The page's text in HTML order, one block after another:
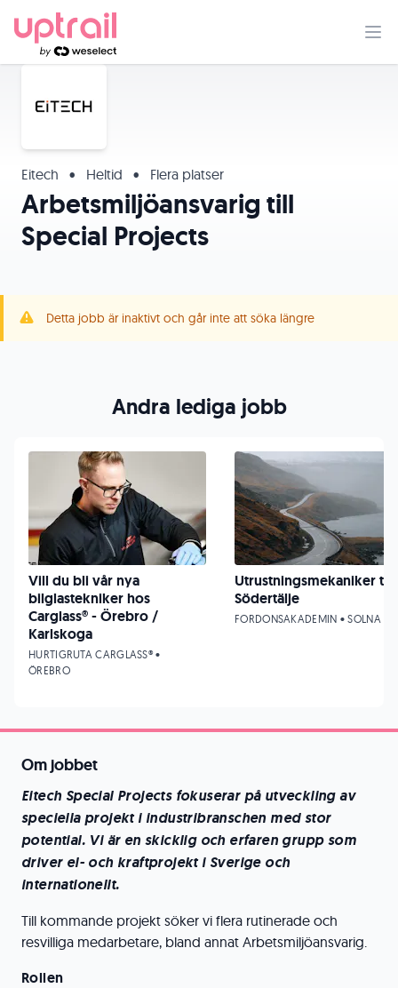
Eitech • Heltid • Flera platser
Arbetsmiljöansvarig till
Special Projects
Detta jobb är inaktivt och går inte att söka längre
Om jobbet
Eitech Special Projects fokuserar på utveckling av
speciella projekt i industribranschen med stor
potential. Vi är en skicklig och erfaren grupp som
driver el- och kraftprojekt i Sverige och
internationellt.
Till kommande projekt söker vi flera rutinerade och
resvilliga medarbetare, bland annat Arbetsmiljöansvarig.
Rollen
Andra lediga jobb
Vill du bli vår nya
bilglastekniker hos
Carglass® - Örebro /
Karlskoga
HURTIGRUTA CARGLASS® •
ÖREBRO
Utrustningsmekaniker till
Södertälje
FORDONSAKADEMIN • SOLNA